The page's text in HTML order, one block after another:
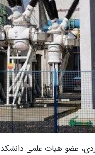
عضو هیات علمی